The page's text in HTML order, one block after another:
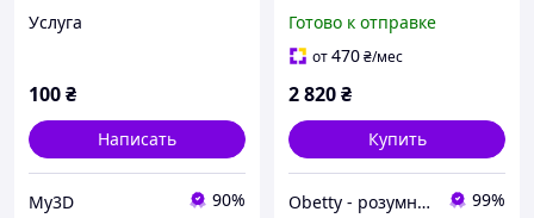
Услуга
100₴
Написать
My3D 90%
Готово к отправке
от470₴/мес
2 820₴
Купить
Obetty - розумна дитина 99%